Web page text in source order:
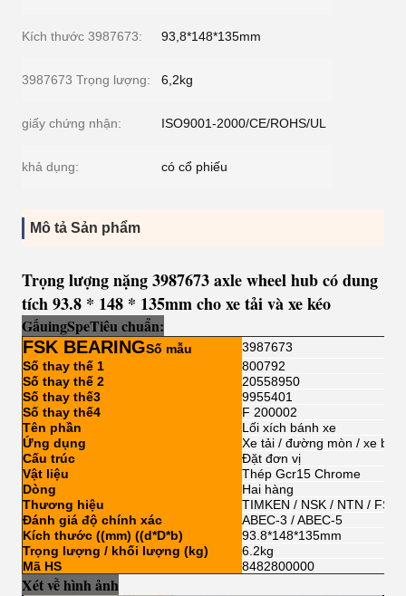
Kích thước 3987673: 93,8*148*135mm
3987673 Trọng lượng: 6,2kg
giấy chứng nhận: ISO9001-2000/CE/ROHS/UL
khả dụng: có cổ phiếu
Mô tả Sản phẩm
Trọng lượng nặng 3987673 axle wheel hub có dung
tích 93.8 * 148 * 135mm cho xe tải và xe kéo
GấuingSpeTiêu chuẩn:
FSK BEARINGSố mẫu
3987673
Số thay thế 1
800792
Số thay thế 2
20558950
Số thay thế3
9955401
Số thay thế4
F 200002
Tên phần
Lối xích bánh xe
Ứng dụng
Xe tải / đường mòn / xe buýt
Cấu trúc
Đặt đơn vị
Vật liệu
Thép Gcr15 Chrome
Dòng
Hai hàng
Thương hiệu
TIMKEN / NSK / NTN /
Đánh giá độ chính xác
ABEC-3 / ABEC-5
Kích thước ((mm) ((d*D*b)
93.8*148*135mm
Trọng lượng / khối lượng (kg)
6.2kg
Mã HS
8482800000
Xét về hình ảnh